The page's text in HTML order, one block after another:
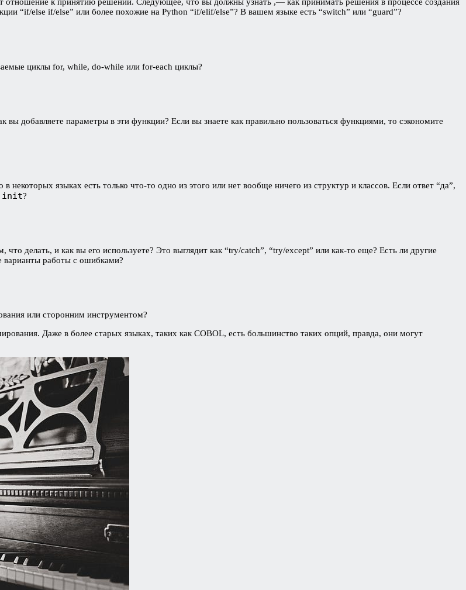
к принятию решений. Следующее, что вы должны узнать ,— как принимать решения в процессе создания
“if/else if/else” или более похожие на Python “if/elif/else”? В вашем языке есть “switch” или “guard”?
циклы for, while, do-while или for-each циклы?
добавляете параметры в эти функции? Если вы знаете как правильно пользоваться функциями, то сэкономите
языках есть только что-то одно из этого или нет вообще ничего из структур и классов. Если ответ “да”,
init?
делать, и как вы его используете? Это выглядит как “try/catch”, “try/except” или как-то еще? Есть ли другие
варианты работы с ошибками?
или сторонним инструментом?
Даже в более старых языках, таких как COBOL, есть большинство таких опций, правда, они могут